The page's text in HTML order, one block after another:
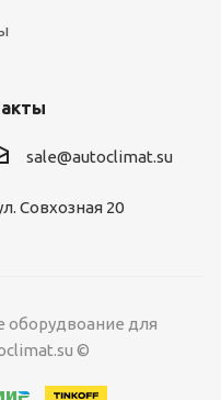
sale@autoclimat.su
Совхозная 20
оборудвоание для
©